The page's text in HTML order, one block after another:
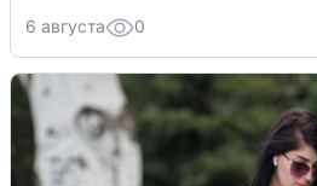
6 августа 0